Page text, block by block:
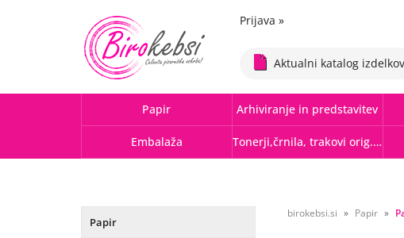
Prijava »
Aktualni katalog izdelkov
Papir Arhiviranje in predstavitev
Embalaža Tonerji,črnila, trakovi orig.-rec.
Papir
birokebsi.si Papir